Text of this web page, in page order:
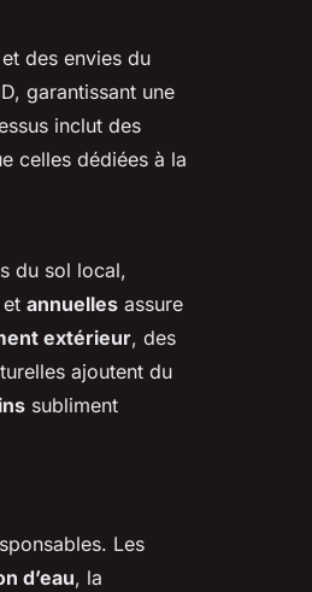
des envies du
garantissant une
inclut des
celles dédiées à la
du sol local,
et annuelles assure
extérieur, des
ajoutent du
subliment
Les
d’eau, la